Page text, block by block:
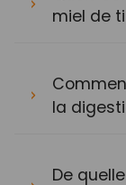
miel de
la
De